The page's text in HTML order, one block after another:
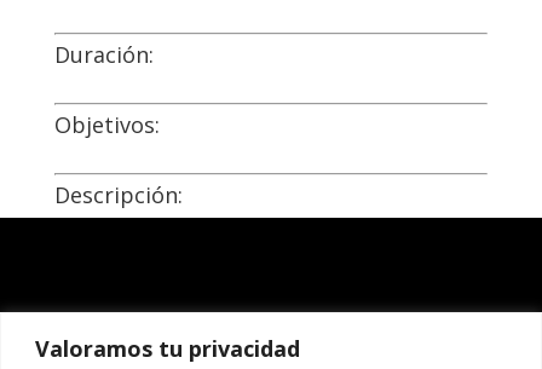
Valoramos tu privacidad
Duración:
Objetivos:
Descripción: